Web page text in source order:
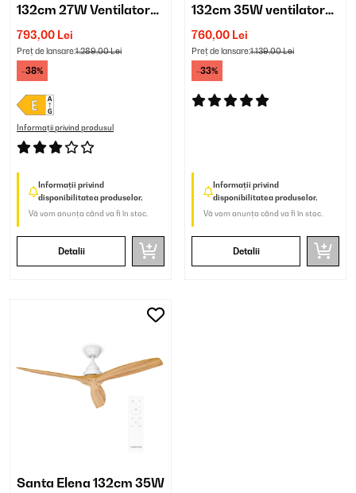
132cm 27W Ventilator
de tavan cu lumină
Negru
793,00 Lei
Preț de lansare:1.289,00 Lei
-38%
Informații privind produsul
Informații privind
disponibilitatea produselor.
Vă vom anunța când va fi în stoc.
Detalii
132cm 35W ventilator
de tavan nuc
760,00 Lei
Preț de lansare:1.139,00 Lei
-33%
Informații privind
disponibilitatea produselor.
Vă vom anunța când va fi în stoc.
Detalii
Santa Elena 132cm 35W